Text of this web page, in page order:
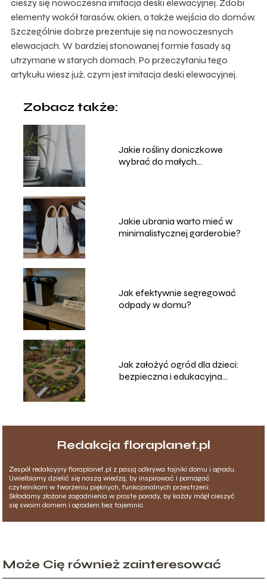
cieszy się nowoczesna imitacja deski elewacyjnej. Zdobi
elementy wokół tarasów, okien, a także wejścia do domów.
Szczególnie dobrze prezentuje się na nowoczesnych
elewacjach. W bardziej stonowanej formie fasady są
utrzymane w starych domach. Po przeczytaniu tego
artykułu wiesz już, czym jest imitacja deski elewacyjnej.
Zobacz także:
Jakie rośliny doniczkowe
wybrać do małych
Jakie ubrania warto mieć w
minimalistycznej garderobie?
Jak efektywnie segregować
odpady w domu?
Jak założyć ogród dla dzieci:
bezpieczna i edukacyjna
Redakcja floraplanet.pl
Zespół redakcyjny floraplanet.pl z pasją odkrywa tajniki domu i ogrodu.
Uwielbiamy dzielić się naszą wiedzą, by inspirować i pomagać
czytelnikom w tworzeniu pięknych, funkcjonalnych przestrzeni.
Składamy złożone zagadnienia w proste porady, by każdy mógł cieszyć
się swoim domem i ogrodem bez tajemnic.
Może Cię również zainteresować